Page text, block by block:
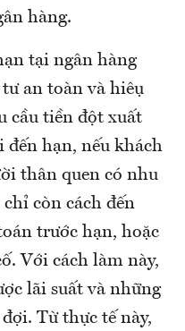
hàng.
tại ngân hàng
an toàn và hiệu
cầu tiền đột xuất
hạn, nếu khách
thân quen có nhu
còn cách đến
trước hạn, hoặc
Với cách làm này,
lãi suất và những
Từ thực tế này,